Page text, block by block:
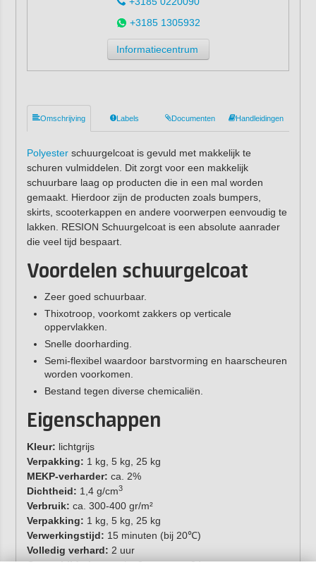
+3185 1305932
Informatiecentrum
Omschrijving Labels Documenten Handleidingen
Polyesterschuurgelcoat is gevuld met makkelijk te
schuren vulmiddelen. Dit zorgt voor een makkelijk
schuurbare laag op producten die in een mal worden
gemaakt. Hierdoor zijn de producten zoals bumpers,
skirts, scooterkappen en andere voorwerpen eenvoudig te
lakken. RESION Schuurgelcoat is een absolute aanrader
die veel tijd bespaart.
Voordelen schuurgelcoat
Zeer goed schuurbaar.
Thixotroop, voorkomt zakkers op verticale
oppervlakken.
Snelle doorharding.
Semi-flexibel waardoor barstvorming en haarscheuren
worden voorkomen.
Bestand tegen diverse chemicaliën.
Eigenschappen
Kleur: lichtgrijs
Verpakking: 1 kg, 5 kg, 25 kg
MEKP-verharder: ca. 2%
Dichtheid: 1,4 g/cm3
Verbruik: ca. 300-400 gr/m²
Verpakking: 1 kg, 5 kg, 25 kg
Verwerkingstijd: 15 minuten (bij 20℃)
Volledig verhard: 2 uur
Overschilderbaar:min. 3 uur, max. 24 uur